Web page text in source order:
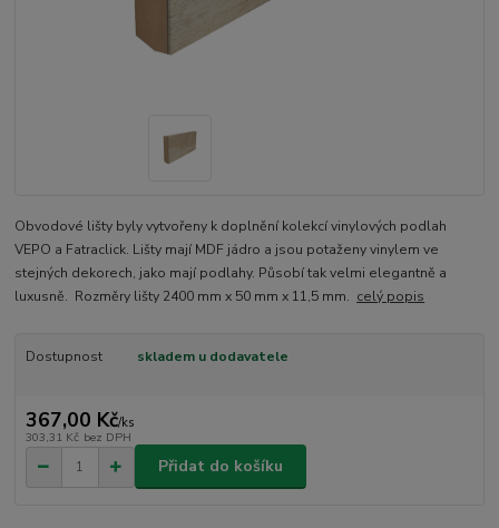
Obvodové lišty byly vytvořeny k doplnění kolekcí vinylových podlah
VEPO a Fatraclick. Lišty mají MDF jádro a jsou potaženy vinylem ve
stejných dekorech, jako mají podlahy. Působí tak velmi elegantně a
luxusně. Rozměry lišty 2400 mm x 50 mm x 11,5 mm. celý popis
Dostupnost skladem u dodavatele
367,00 Kč/ks
303,31 Kč bez DPH
Přidat do košíku